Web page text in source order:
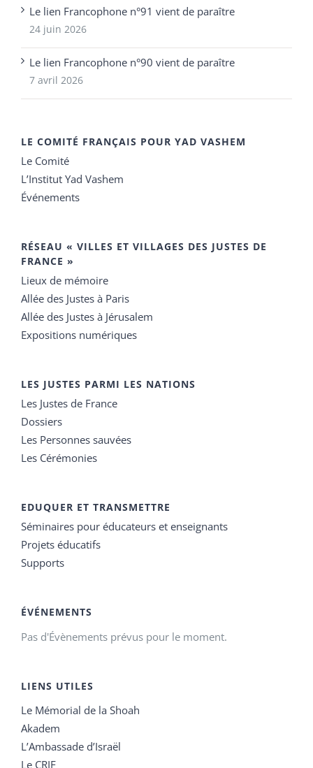
Le lien Francophone n°91 vient de paraître
24 juin 2026
Le lien Francophone n°90 vient de paraître
7 avril 2026
LE COMITÉ FRANÇAIS POUR YAD VASHEM
Le Comité
L’Institut Yad Vashem
Événements
RÉSEAU « VILLES ET VILLAGES DES JUSTES DE
FRANCE »
Lieux de mémoire
Allée des Justes à Paris
Allée des Justes à Jérusalem
Expositions numériques
LES JUSTES PARMI LES NATIONS
Les Justes de France
Dossiers
Les Personnes sauvées
Les Cérémonies
EDUQUER ET TRANSMETTRE
Séminaires pour éducateurs et enseignants
Projets éducatifs
Supports
ÉVÉNEMENTS
Pas d'Évènements prévus pour le moment.
LIENS UTILES
Le Mémorial de la Shoah
Akadem
L’Ambassade d’Israël
Le CRIF